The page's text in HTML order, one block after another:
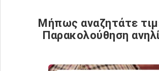
Μήπως αναζητάτε
Παρακολούθηση